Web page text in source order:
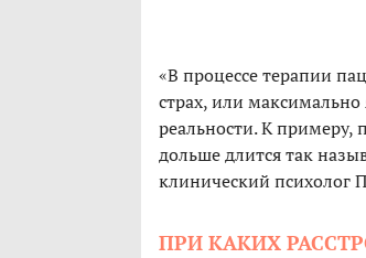
«В процессе терапии
страх, или максимально
реальности. К примеру,
дольше длится так
клинический психолог
ПРИ КАКИХ